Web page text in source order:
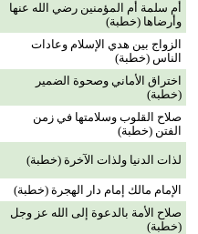
أم سلمة أم المؤمنين رضي الله عنها
وأرضاها (خطبة)
الزواج بين هدي الإسلام وعادات
الناس (خطبة)
اختراق الأماني وصحوة الضمير
(خطبة)
صلاح القلوب وسلامتها في زمن
الفتن (خطبة)
لذات الدنيا ولذات الآخرة (خطبة)
الإمام مالك إمام دار الهجرة (خطبة)
صلاح الأمة بالدعوة إلى الله عز وجل
(خطبة)